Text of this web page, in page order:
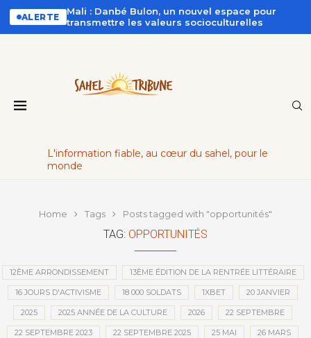
ALERTE
Mali : Danbé Bulon, un nouvel espace pour
transmettre les valeurs socioculturelles
L'information fiable, au cœur du sahel, pour le
monde
Home Tags Posts tagged with "opportunités"
TAG: OPPORTUNITÉS
12ÈME ARRONDISSEMENT 13ÈME ÉDITION DE LA RENTRÉE LITTÉRAIRE
16 JOURS D'ACTIVISME 18 000 SOLDATS 1XBET 20 JANVIER
2025 2025 ANNÉE DE LA CULTURE 2026 22 SEPTEMBRE
22 SEPTEMBRE 2023 22 SEPTEMBRE 2025 25 MAI 26 MARS